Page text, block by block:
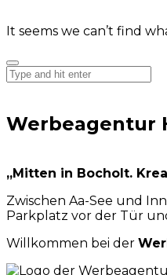
It seems we can’t find
Werbeagentur
„Mitten in Bocholt.
Zwischen Aa-See und
Parkplatz vor der Tür
Willkommen bei der